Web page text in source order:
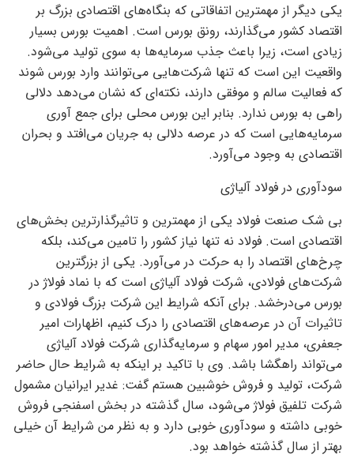
یکی دیگر از مهمترین اتفاقاتی که بنگاه‌های اقتصادی بزرگ بر
اقتصاد کشور می‌گذارند، رونق بورس است. اهمیت بورس بسیار
زیادی است، زیرا باعث جذب سرمایه‌ها به سوی تولید می‌شود.
واقعیت این است که تنها شرکت‌هایی می‌توانند وارد بورس شوند
که فعالیت سالم و موفقی دارند، نکته‌ای که نشان می‌دهد دلالی
راهی به بورس ندارد. بنابر این بورس محلی برای جمع آوری
سرمایه‌هایی است که در عرصه دلالی به جریان می‌افتد و بحران
اقتصادی به وجود می‌آورد.
سودآوری در فولاد آلیاژی
بی شک صنعت فولاد یکی از مهمترین و تاثیرگذارترین بخش‌های
اقتصادی است. فولاد نه تنها نیاز کشور را تامین می‌کند، بلکه
چرخ‌های اقتصاد را به حرکت در می‌آورد. یکی از بزرگترین
شرکت‌های فولادی، شرکت فولاد آلیاژی است که با نماد فولاژ در
بورس می‌درخشد. برای آنکه شرایط این شرکت بزرگ فولادی و
تاثیرات آن در عرصه‌های اقتصادی را درک کنیم، اظهارات امیر
جعفری، مدیر امور سهام و سرمایه‌گذاری شرکت فولاد آلیاژی
می‌تواند راهگشا باشد. وی با تاکید بر اینکه به شرایط حال حاضر
شرکت، تولید و فروش خوشبین هستم گفت: غدیر ایرانیان مشمول
شرکت تلفیق فولاژ می‌شود، سال گذشته در بخش اسفنجی فروش
خوبی داشته و سودآوری خوبی دارد و به نظر من شرایط آن خیلی
بهتر از سال گذشته خواهد بود.